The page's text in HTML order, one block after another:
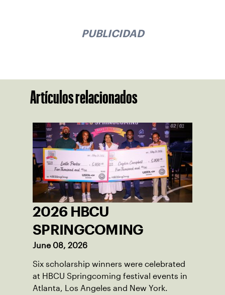
PUBLICIDAD
Artículos relacionados
2026 HBCU
SPRINGCOMING
June 08, 2026
Six scholarship winners were celebrated
at HBCU Springcoming festival events in
Atlanta, Los Angeles and New York.